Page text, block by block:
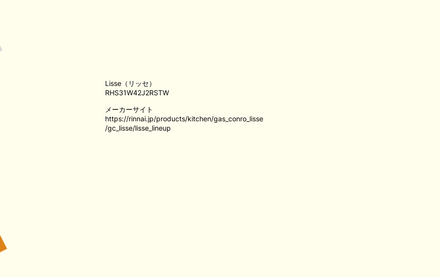
メーカーサイト
https://rinnai.jp/products/kitchen/gas_conro_lisse
/gc_lisse/lisse_lineup
Lisse（リッセ）
RHS31W42J2RSTW